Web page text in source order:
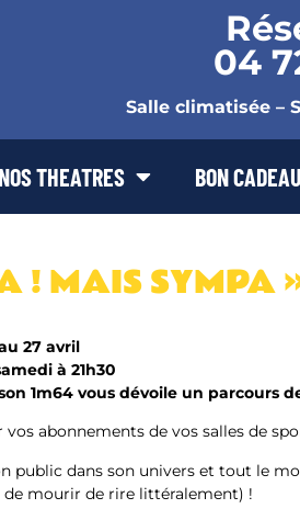
04
Salle climatisée –
NOS THEATRES BON CADEAU
! MAIS SYMPA
27 avril
à 21h30
1m64 vous dévoile un parcours
vos abonnements de vos salles de
public dans son univers et tout le
de mourir de rire littéralement) !